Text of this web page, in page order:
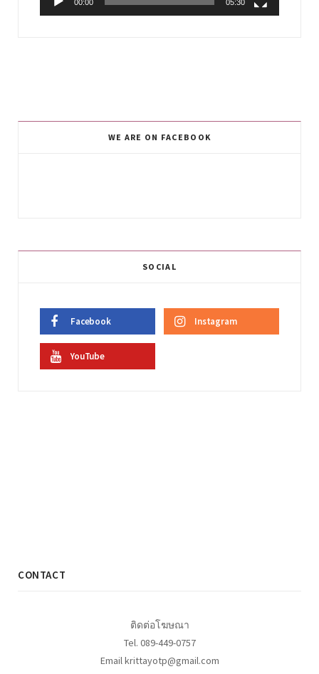
00:00 05:30
WE ARE ON FACEBOOK
SOCIAL
Facebook Instagram
YouTube
CONTACT
ติดต่อโฆษณา
Tel. 089-449-0757
Email krittayotp@gmail.com